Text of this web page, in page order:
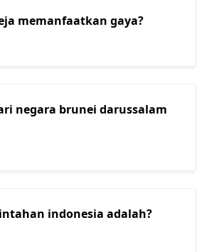
memanfaatkan gaya?
negara brunei darussalam
indonesia adalah?